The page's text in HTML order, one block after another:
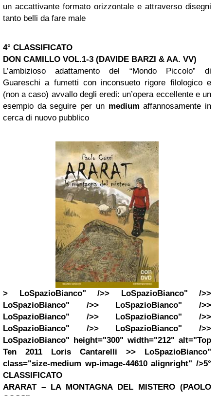
un accattivante formato orizzontale e attraverso disegni
tanto belli da fare male
4° CLASSIFICATO
DON CAMILLO VOL.1-3 (DAVIDE BARZI & AA. VV)
L’ambizioso adattamento del “Mondo Piccolo” di
Guareschi a fumetti con inconsueto rigore filologico e
(non a caso) avvallo degli eredi: un’opera eccellente e un
esempio da seguire per un medium affannosamente in
cerca di nuovo pubblico
> LoSpazioBianco" />> LoSpazioBianco" />>
LoSpazioBianco" />> LoSpazioBianco" />>
LoSpazioBianco" />> LoSpazioBianco" />>
LoSpazioBianco" />> LoSpazioBianco" />>
LoSpazioBianco" height="300" width="212" alt="Top
Ten 2011 Loris Cantarelli >> LoSpazioBianco"
class="size-medium wp-image-44610 alignright" />5°
CLASSIFICATO
ARARAT – LA MONTAGNA DEL MISTERO (PAOLO